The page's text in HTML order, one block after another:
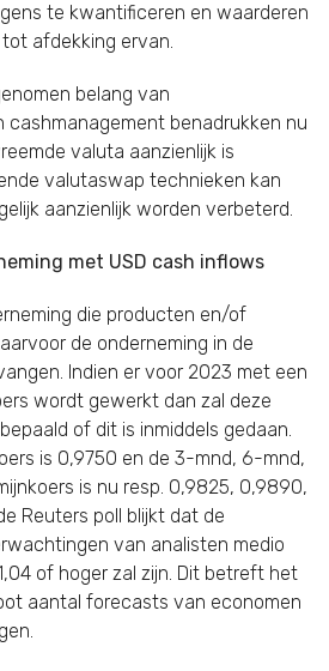
te kwantificeren en waarderen
afdekking ervan.
belang van
benadrukken nu
valuta aanzienlijk is
valutaswap technieken kan
aanzienlijk worden verbeterd.
met USD cash inflows
die producten en/of
de onderneming in de
Indien er voor 2023 met een
wordt gewerkt dan zal deze
of dit is inmiddels gedaan.
is 0,9750 en de 3-mnd, 6-mnd,
is nu resp. 0,9825, 0,9890,
Reuters poll blijkt dat de
van analisten medio
of hoger zal zijn. Dit betreft het
aantal forecasts van economen